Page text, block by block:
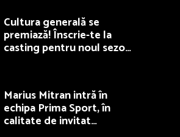
Cultura generală se
premiază! Înscrie-te la
casting pentru noul sezon
Marius Mitran intră în
echipa Prima Sport, în
calitate de invitat